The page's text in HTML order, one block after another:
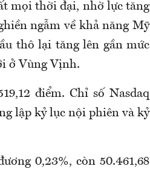
mọi thời đại, nhờ lực tăng
ngẫm về khả năng Mỹ
thô lại tăng lên gần mức
ở Vùng Vịnh.
điểm. Chỉ số Nasdaq
lập kỷ lục nội phiên và kỷ
0,23%, còn 50.461,68